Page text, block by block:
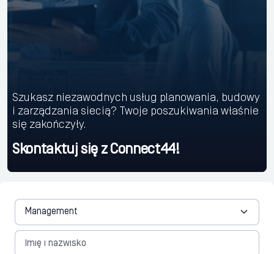
Szukasz niezawodnych usług planowania, budowy
i zarządzania siecią? Twoje poszukiwania właśnie
się zakończyły.
Skontaktuj się z Connect44!